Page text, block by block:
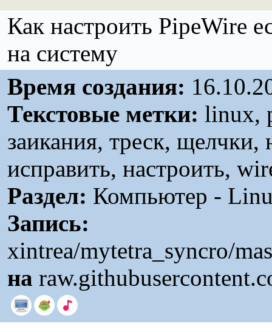
Как настроить PipeWire
на систему
Время создания:
Текстовые метки: linux,
заикания, треск, щелчки,
исправить, настроить,
Раздел: Компьютер -
Запись:
xintrea/mytetra_syncro/
на